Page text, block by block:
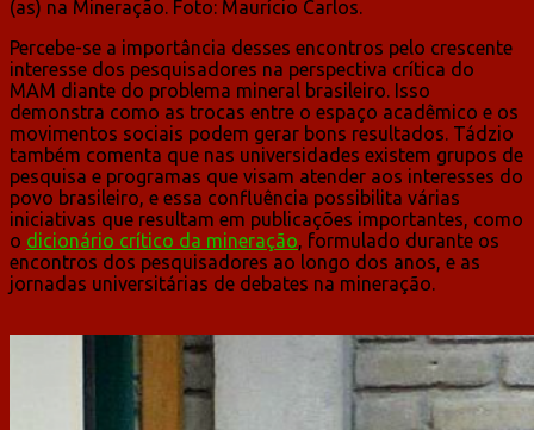
(as) na Mineração. Foto: Maurício Carlos.
Percebe-se a importância desses encontros pelo crescente
interesse dos pesquisadores na perspectiva crítica do
MAM diante do problema mineral brasileiro. Isso
demonstra como as trocas entre o espaço acadêmico e os
movimentos sociais podem gerar bons resultados. Tádzio
também comenta que nas universidades existem grupos de
pesquisa e programas que visam atender aos interesses do
povo brasileiro, e essa confluência possibilita várias
iniciativas que resultam em publicações importantes, como
o dicionário crítico da mineração, formulado durante os
encontros dos pesquisadores ao longo dos anos, e as
jornadas universitárias de debates na mineração.